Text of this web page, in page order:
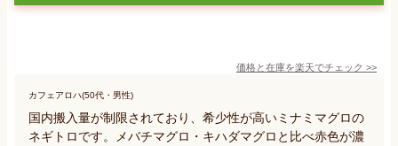
価格と在庫を楽天でチェック >>
カフェアロハ(50代・男性)
国内搬入量が制限されており、希少性が高いミナミマグロの
ネギトロです。メバチマグロ・キハダマグロと比べ赤色が濃